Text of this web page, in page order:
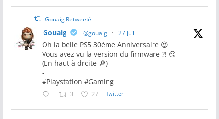
Gouaig Retweeté
Gouaig @gouaig · 27 Juil
Oh la belle PS5 30ème Anniversaire 😍
Vous avez vu la version du firmware ?! 😏
(En haut à droite 🔎)
-
#Playstation #Gaming
3 27 Twitter